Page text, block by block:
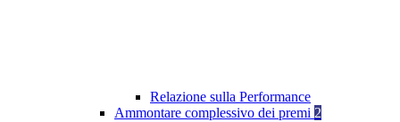
Relazione sulla Performance
Ammontare complessivo dei premi 2